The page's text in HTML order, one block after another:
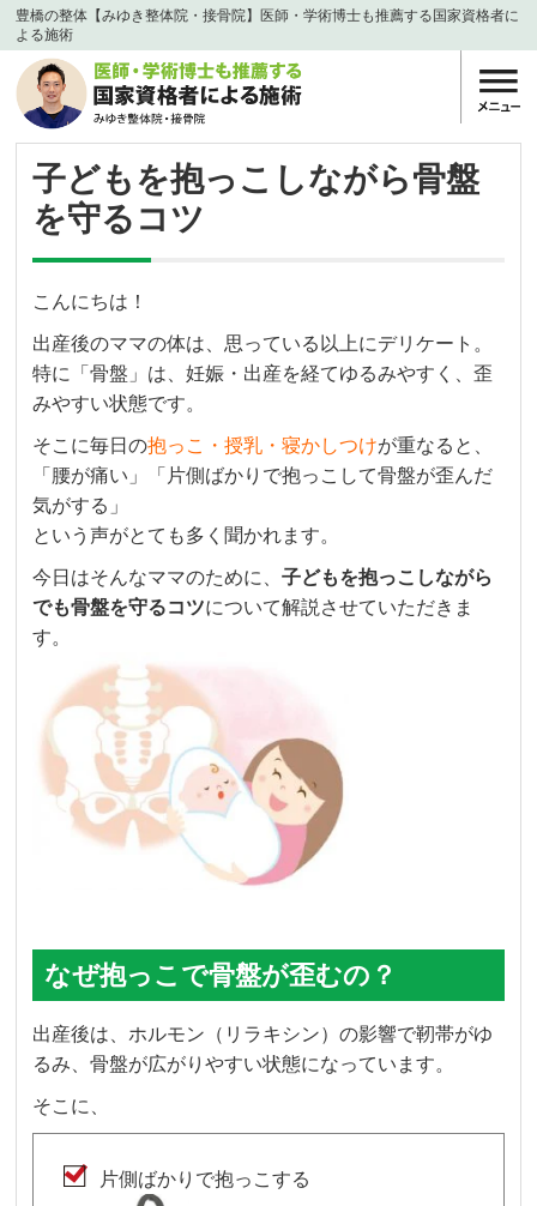
豊橋の整体【みゆき整体院・接骨院】医師・学術博士も推薦する国家資格者に
よる施術
子どもを抱っこしながら骨盤
を守るコツ
こんにちは！
出産後のママの体は、思っている以上にデリケート。
特に「骨盤」は、妊娠・出産を経てゆるみやすく、歪
みやすい状態です。
そこに毎日の抱っこ・授乳・寝かしつけが重なると、
「腰が痛い」「片側ばかりで抱っこして骨盤が歪んだ
気がする」
という声がとても多く聞かれます。
今日はそんなママのために、子どもを抱っこしながら
でも骨盤を守るコツについて解説させていただきま
す。
なぜ抱っこで骨盤が歪むの？
出産後は、ホルモン（リラキシン）の影響で靭帯がゆ
るみ、骨盤が広がりやすい状態になっています。
そこに、
片側ばかりで抱っこする